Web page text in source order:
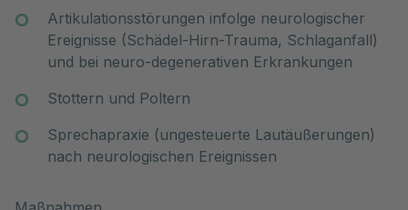
Artikulationsstörungen infolge neurologischer
Ereignisse (Schädel-Hirn-Trauma, Schlaganfall)
und bei neuro-degenerativen Erkrankungen
Stottern und Poltern
Sprechapraxie (ungesteuerte Lautäußerungen)
nach neurologischen Ereignissen